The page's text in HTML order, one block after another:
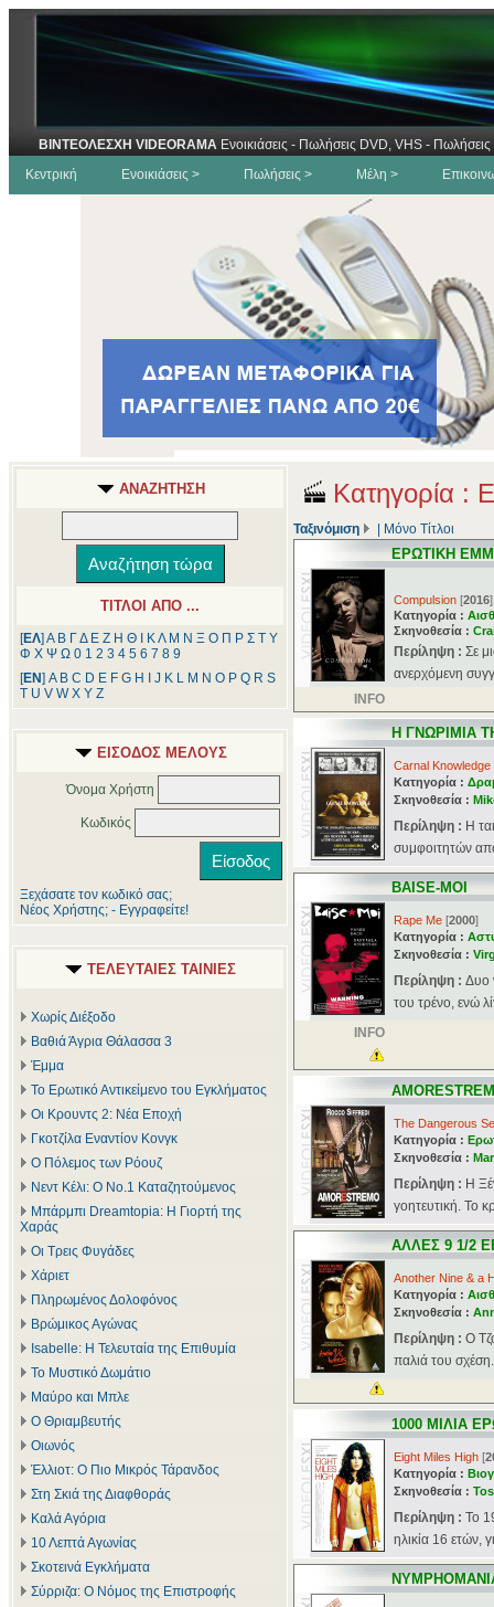
ΒΙΝΤΕΟΛΕΣΧΗ VIDEORAMA Ενοικιάσεις - Πωλήσεις DVD, VHS -
Κεντρική
Ενοικιάσεις > Πωλήσεις > Μέλη >
ΑΝΑΖΗΤΗΣΗ
ΤΙΤΛΟΙ ΑΠΟ ...
[ΕΛ] Α Β ΓΔ Ε Ζ Η Θ ΚΛ Μ Ν Ξ Ο Π Ρ Σ Τ Υ
Φ Χ Ψ Ω 0 1 2 3 4 5 6 7 8 9
[ΕΝ] A B C D E F G H J K L M N O P Q R S
T U V W X Y Z
ΕΙΣΟΔΟΣ ΜΕΛΟΥΣ
Όνομα Χρήστη
Κωδικός
Ξεχάσατε τον κωδικό σας;
Νέος Χρήστης; - Εγγραφείτε!
ΤΕΛΕΥΤΑΙΕΣ ΤΑΙΝΙΕΣ
Χωρίς Διέξοδο
Βαθιά Άγρια Θάλασσα 3
Έμμα
Το Ερωτικό Αντικείμενο του Εγκλήματος
Οι Κρουντς 2: Νέα Εποχή
Γκοτζίλα Εναντίον Κονγκ
Ο Πόλεμος των Ρόουζ
Νεντ Κέλι: Ο Νο.1 Καταζητούμενος
Μπάρμπι Dreamtopia: Η Γιορτή της
Χαράς
Οι Τρεις Φυγάδες
Χάριετ
Πληρωμένος Δολοφόνος
Βρώμικος Αγώνας
Isabelle: Η Τελευταία της Επιθυμία
Το Μυστικό Δωμάτιο
Μαύρο και Μπλε
Ο Θριαμβευτής
Οιωνός
Έλλιοτ: Ο Πιο Μικρός Τάρανδος
Στη Σκιά της Διαφθοράς
Καλά Αγόρια
10 Λεπτά Αγωνίας
Σκοτεινά Εγκλήματα
Σύρριζα: Ο Νόμος της Επιστροφής
Κατηγορία :
Ταξινόμιση Μόνο Τίτλοι
ΕΡΩΤΙΚΗ
Compulsion [2016]
Κατηγορία :
Σκηνοθεσία :
Περίληψη : Σε
ανερχόμενη
INFO
Η ΓΝΩΡΙΜΙΑ
Carnal Knowledge
Κατηγορία :
Σκηνοθεσία :
Περίληψη : Η
συμφοιτητών
BAISE-MOI
Rape Me [2000]
Κατηγορία :
Σκηνοθεσία :
Περίληψη : Δυο
του τρένο, ενώ
INFO
The Dangerous
Κατηγορία :
Σκηνοθεσία :
Περίληψη : Η
γοητευτική. Το
ΑΛΛΕΣ 9 1/2
Another Nine & a
Κατηγορία :
Σκηνοθεσία :
Περίληψη : Ο
παλιά του σχέση.
1000 ΜΙΛΙΑ
Eight Miles High [
Κατηγορία :
Σκηνοθεσία :
Περίληψη : Το
ηλικία 16 ετών,